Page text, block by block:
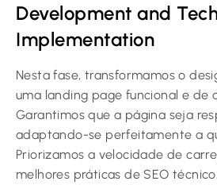
Development and
Implementation
Nesta fase, transformamos o
uma landing page funcional e de
Garantimos que a página seja
adaptando-se perfeitamente a
Priorizamos a velocidade de
melhores práticas de SEO